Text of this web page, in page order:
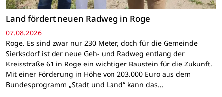
Land fördert neuen Radweg in Roge
07.08.2026
Roge. Es sind zwar nur 230 Meter, doch für die Gemeinde
Sierksdorf ist der neue Geh- und Radweg entlang der
Kreisstraße 61 in Roge ein wichtiger Baustein für die Zukunft.
Mit einer Förderung in Höhe von 203.000 Euro aus dem
Bundesprogramm „Stadt und Land“ kann das…